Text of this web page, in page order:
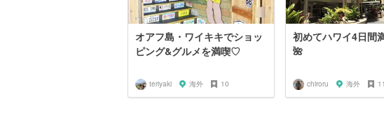
オアフ島・ワイキキでショッ
ピング&グルメを満喫♡
teriyaki 海外 10
初めてハワイ4日間
🌺
chiroru 海外 11